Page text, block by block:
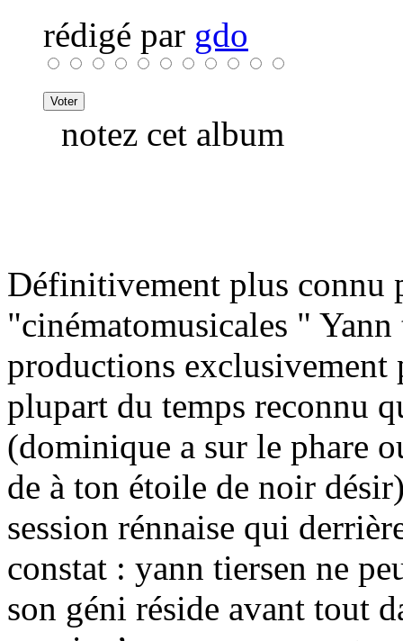
rédigé par gdo
notez cet album
Définitivement plus connu
"cinématomusicales " Yann
productions exclusivement
plupart du temps reconnu
(dominique a sur le phare
de à ton étoile de noir
session rénnaise qui
constat : yann tiersen ne
son géni réside avant tout